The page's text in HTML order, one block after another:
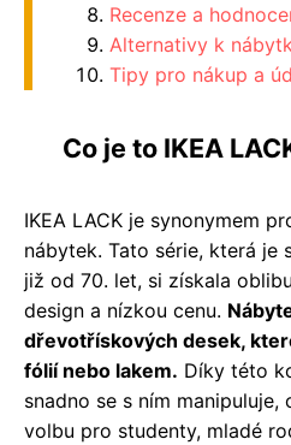
Recenze a
Alternativy k
Tipy pro nákup a
Co je to IKEA
IKEA LACK je synonymem
nábytek. Tato série, která je
již od 70. let, si získala
design a nízkou cenu.
dřevotřískových desek,
fólií nebo lakem. Díky této
snadno se s ním
volbu pro studenty, mladé